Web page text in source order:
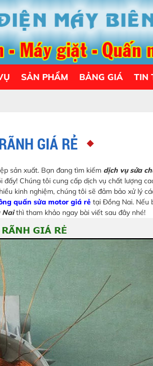
SẢN PHẨM BẢNG GIÁ TIN
GIÁ RẺ
sản xuất. Bạn đang tìm kiếm dịch vụ sửa
đấy! Chúng tôi cung cấp dịch vụ chất lượng
kinh nghiệm, chúng tôi sẽ đảm bảo xử lý
quấn sửa motor giá rẻ tại Đồng Nai. Nếu
Naithì tham khảo ngay bài viết sau đây nhé!